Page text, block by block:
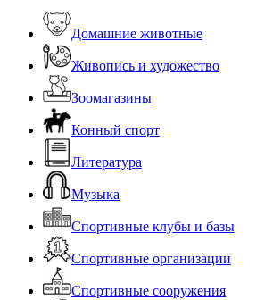
Домашние животные
Живопись и художество
Зоомагазины
Конный спорт
Литература
Музыка
Спортивные клубы и базы
Спортивные организации
Спортивные сооружения